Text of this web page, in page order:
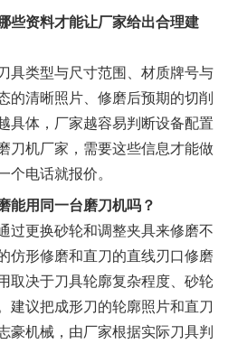
些资料才能让厂家给出合理建
具类型与尺寸范围、材质牌号与
的清晰照片、修磨后预期的切削
具体，厂家越容易判断设备配置
刀机厂家，需要这些信息才能做
个电话就报价。
能用同一台磨刀机吗？
过更换砂轮和调整夹具来修磨不
仿形修磨和直刀的直线刃口修磨
取决于刀具轮廓复杂程度、砂轮
建议把成形刀的轮廓照片和直刀
豪机械，由厂家根据实际刀具判